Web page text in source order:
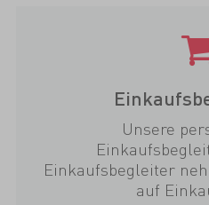
Unsere
Einkaufsbegleiter
auf